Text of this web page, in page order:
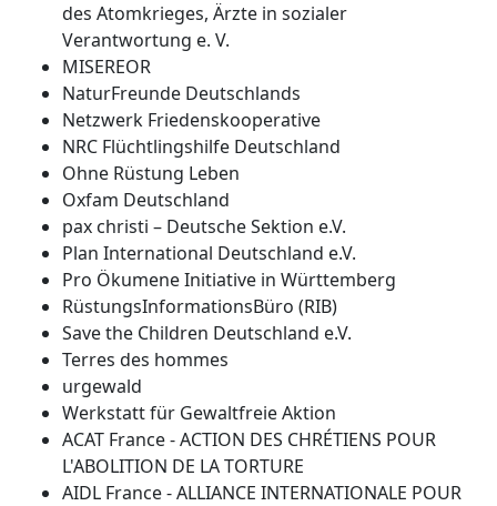
des Atomkrieges, Ärzte in sozialer
Verantwortung e. V.
MISEREOR
NaturFreunde Deutschlands
Netzwerk Friedenskooperative
NRC Flüchtlingshilfe Deutschland
Ohne Rüstung Leben
Oxfam Deutschland
pax christi – Deutsche Sektion e.V.
Plan International Deutschland e.V.
Pro Ökumene Initiative in Württemberg
RüstungsInformationsBüro (RIB)
Save the Children Deutschland e.V.
Terres des hommes
urgewald
Werkstatt für Gewaltfreie Aktion
ACAT France - ACTION DES CHRÉTIENS POUR
L'ABOLITION DE LA TORTURE
AIDL France - ALLIANCE INTERNATIONALE POUR